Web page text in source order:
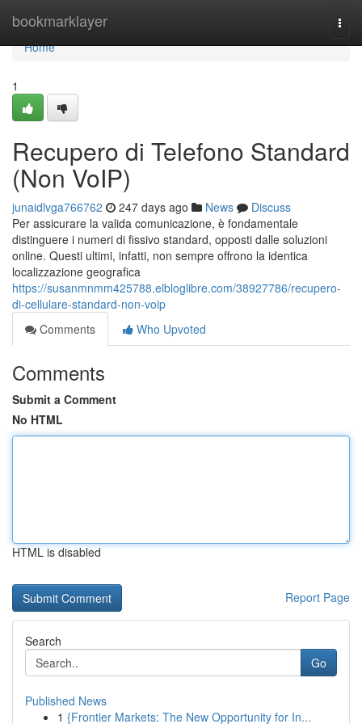
bookmarklayer
Home
Home
1
Recupero di Telefono Standard
(Non VoIP)
junaidlvga766762 247 days ago News
Discuss
Per assicurare la valida comunicazione, è fondamentale
distinguere i numeri di fissivo standard, opposti dalle soluzioni
online. Questi ultimi, infatti, non sempre offrono la identica
localizzazione geografica
https://susanmnmm425788.elbloglibre.com/38927786/recupero-
di-cellulare-standard-non-voip
Comments
Who Upvoted
Comments
Submit a Comment
No HTML
HTML is disabled
Report Page
Search
Go
Published News
1 {Frontier Markets: The New Opportunity for In...